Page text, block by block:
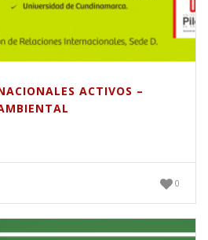
ACTIVOS –
0